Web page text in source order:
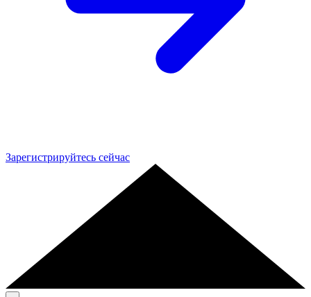
Зарегистрируйтесь сейчас